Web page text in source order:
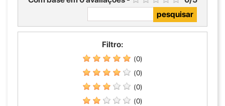
Filtro:
(0)
(0)
(0)
(0)